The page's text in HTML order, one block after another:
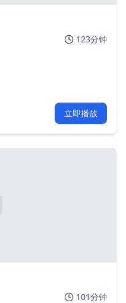
123分钟
立即播放
101分钟